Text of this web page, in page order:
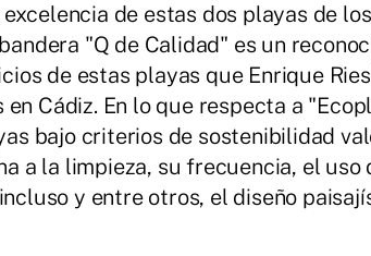
de estas dos playas de
"Q de Calidad" es un
de estas playas que Enrique
Cádiz. En lo que respecta a
bajo criterios de sostenibilidad
a la limpieza, su frecuencia, el uso
y entre otros, el diseño